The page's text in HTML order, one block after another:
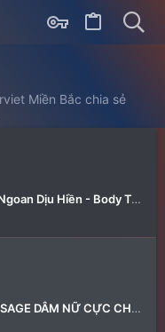
Miền Bắc chia sẻ
Mỹ, Vú To Bướm Khít Thần Dâm, Bú Liếm Tuyệt đỉnh.
DÂM NỮ CỰC CHIỀU KHÁCH